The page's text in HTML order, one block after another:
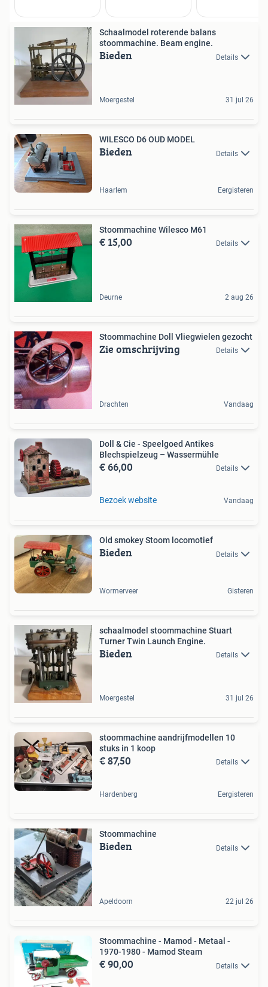
Schaalmodel roterende balans
stoommachine. Beam engine.
Bieden Details
Moergestel 31 jul 26
WILESCO D6 OUD MODEL
Bieden Details
Haarlem Eergisteren
Stoommachine Wilesco M61
€ 15,00 Details
Deurne 2 aug 26
Stoommachine Doll Vliegwielen gezocht
Zie omschrijving Details
Drachten Vandaag
Doll & Cie - Speelgoed Antikes
Blechspielzeug – Wassermühle
€ 66,00 Details
Bezoek website Vandaag
Old smokey Stoom locomotief
Bieden Details
Wormerveer Gisteren
schaalmodel stoommachine Stuart
Turner Twin Launch Engine.
Bieden Details
Moergestel 31 jul 26
stoommachine aandrijfmodellen 10
stuks in 1 koop
€ 87,50 Details
Hardenberg Eergisteren
Stoommachine
Bieden Details
Apeldoorn 22 jul 26
Stoommachine - Mamod - Metaal -
1970-1980 - Mamod Steam
€ 90,00 Details